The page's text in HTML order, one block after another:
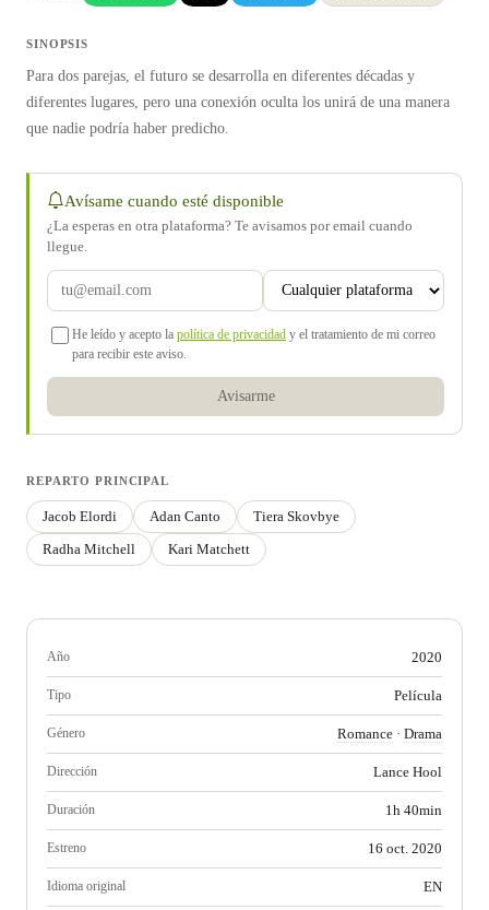
SINOPSIS
Para dos parejas, el futuro se desarrolla en diferentes décadas y
diferentes lugares, pero una conexión oculta los unirá de una manera
que nadie podría haber predicho.
Avísame cuando esté disponible
¿La esperas en otra plataforma? Te avisamos por email cuando
llegue.
He leído y acepto la política de privacidad y el tratamiento de mi correo
para recibir este aviso.
Avisarme
REPARTO PRINCIPAL
Jacob Elordi Adan Canto
Tiera Skovbye
Radha Mitchell
Kari Matchett
Año 2020
Tipo Película
Género Romance · Drama
Dirección Lance Hool
Duración 1h 40min
Estreno 16 oct. 2020
Idioma original EN